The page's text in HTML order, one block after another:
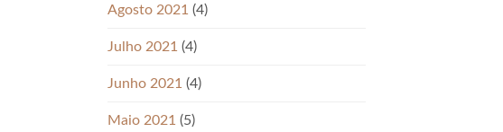
Agosto 2021 (4)
Julho 2021 (4)
Junho 2021 (4)
Maio 2021 (5)